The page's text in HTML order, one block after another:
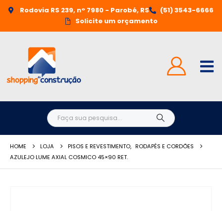
Rodovia RS 239, n° 7980 - Parobé, RS
(51) 3543-6666
Solicite um orçamento
HOME LOJA PISOS E REVESTIMENTO, RODAPÉS E CORDÕES
AZULEJO LUME AXIAL COSMICO 45×90 RET.